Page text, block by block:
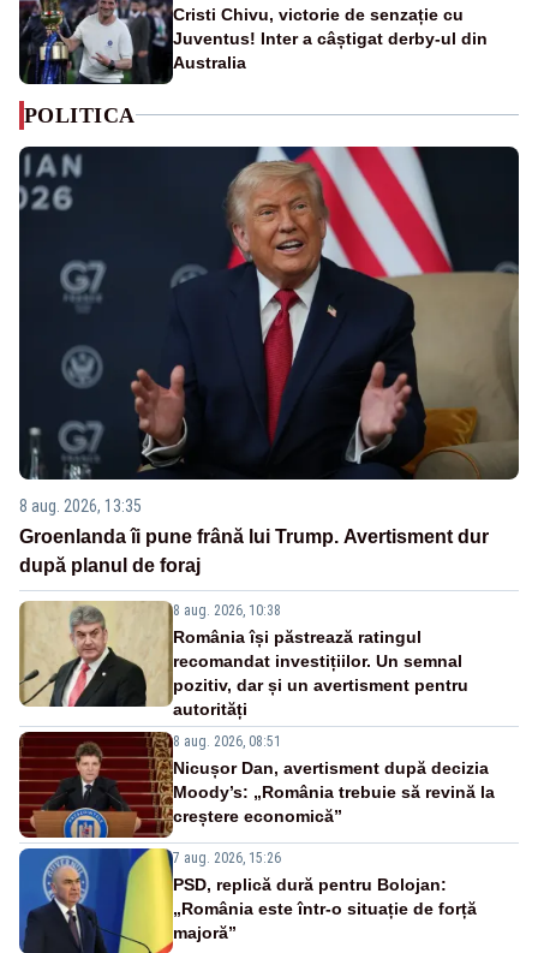
Cristi Chivu, victorie de senzație cu
Juventus! Inter a câștigat derby-ul din
Australia
POLITICA
8 aug. 2026, 13:35
Groenlanda îi pune frână lui Trump. Avertisment dur
după planul de foraj
8 aug. 2026, 10:38
România își păstrează ratingul
recomandat investițiilor. Un semnal
pozitiv, dar și un avertisment pentru
autorități
8 aug. 2026, 08:51
Nicușor Dan, avertisment după decizia
Moody’s: „România trebuie să revină la
creștere economică”
7 aug. 2026, 15:26
PSD, replică dură pentru Bolojan:
„România este într-o situație de forță
majoră”